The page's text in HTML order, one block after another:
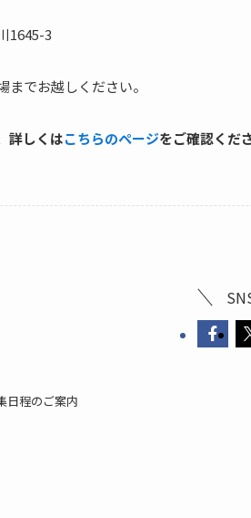
1645-3
までお越しください。
詳しくはこちらのページをご確認くだ
日程のご案内